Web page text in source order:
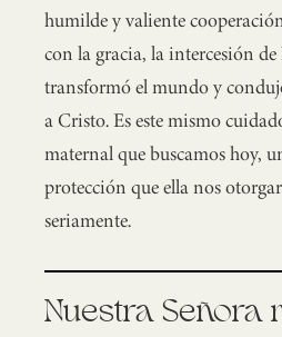
humilde y valiente
con la gracia, la intercesión
transformó el mundo y
a Cristo. Es este mismo
maternal que buscamos hoy,
protección que ella nos
seriamente.
Nuestra Señora